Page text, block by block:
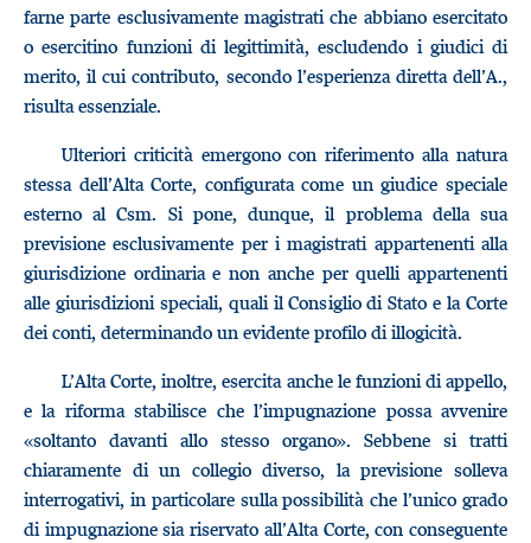
farne parte esclusivamente magistrati che abbiano esercitato
o esercitino funzioni di legittimità, escludendo i giudici di
merito, il cui contributo, secondo l’esperienza diretta dell’A.,
risulta essenziale.
Ulteriori criticità emergono con riferimento alla natura
stessa dell’Alta Corte, configurata come un giudice speciale
esterno al Csm. Si pone, dunque, il problema della sua
previsione esclusivamente per i magistrati appartenenti alla
giurisdizione ordinaria e non anche per quelli appartenenti
alle giurisdizioni speciali, quali il Consiglio di Stato e la Corte
dei conti, determinando un evidente profilo di illogicità.
L’Alta Corte, inoltre, esercita anche le funzioni di appello,
e la riforma stabilisce che l’impugnazione possa avvenire
«soltanto davanti allo stesso organo». Sebbene si tratti
chiaramente di un collegio diverso, la previsione solleva
interrogativi, in particolare sulla possibilità che l’unico grado
di impugnazione sia riservato all’Alta Corte, con conseguente